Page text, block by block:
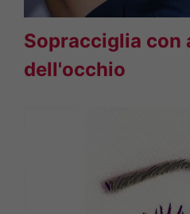
Sopracciglia con
dell'occhio